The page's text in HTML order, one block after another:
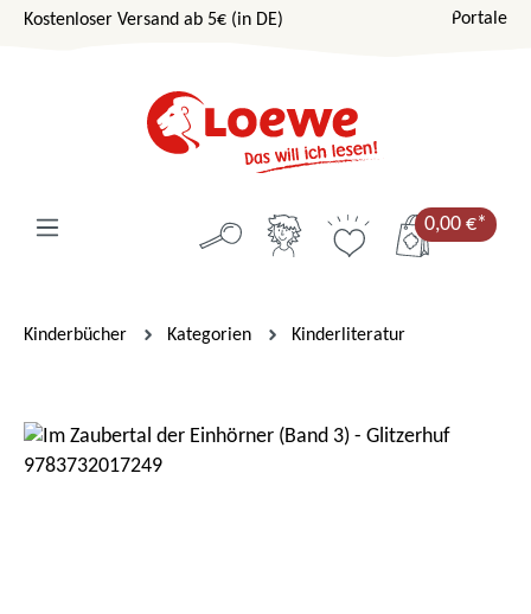
Zum Hauptinhalt springen
Kostenloser Versand ab 5€ (in DE) Portale
0,00 €*
Kinderbücher Kategorien Kinderliteratur
Bildergalerie überspringen